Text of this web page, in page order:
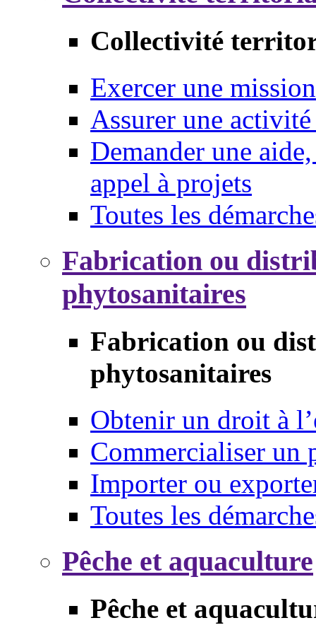
Collectivité
Exercer une mission
Assurer une
Demander une
appel à projets
Toutes les
Fabrication ou
phytosanitaires
Fabrication ou
phytosanitaires
Obtenir un droit à
Commercialiser un
Importer ou
Toutes les
Pêche et aquaculture
Pêche et